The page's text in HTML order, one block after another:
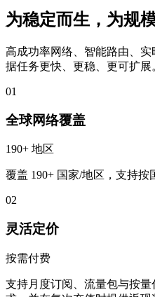
为稳定而生，为规
高成功率网络、智能路由、
据任务更快、更稳、更可扩展
01
全球网络覆盖
190+ 地区
覆盖 190+ 国家/地区，支持按
02
灵活定价
按需付费
支持月度订阅、流量包与按